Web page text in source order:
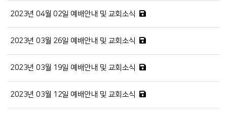
2023년 04월 02일 예배안내 및 교회소식
2023년 03월 26일 예배안내 및 교회소식
2023년 03월 19일 예배안내 및 교회소식
2023년 03월 12일 예배안내 및 교회소식